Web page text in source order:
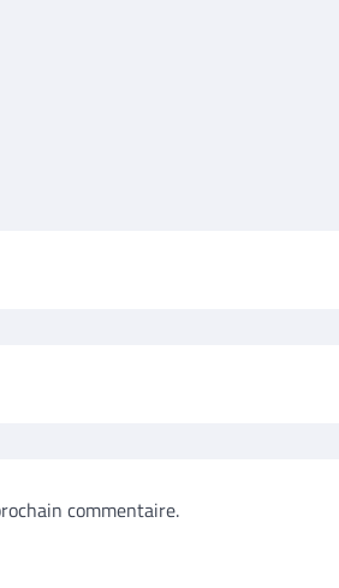
commentaire.